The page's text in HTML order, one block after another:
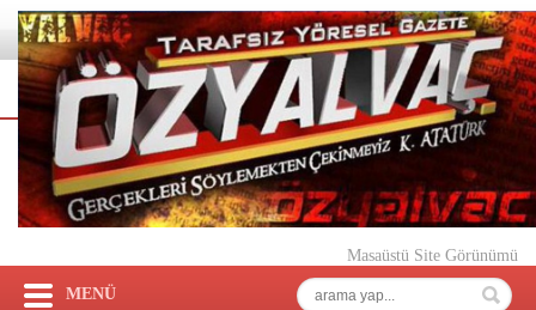
Masaüstü Site Görünümü
MENÜ